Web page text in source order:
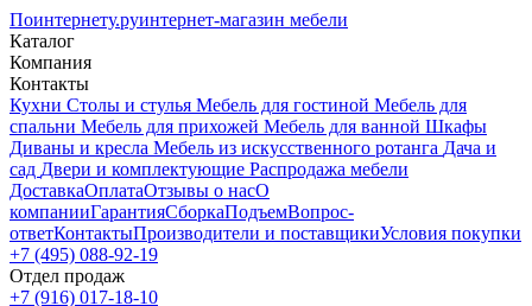
Поинтернету.руинтернет-магазин мебели
Каталог
Компания
Контакты
Кухни Столы и стулья Мебель для гостиной Мебель для
спальни Мебель для прихожей Мебель для ванной Шкафы
Диваны и кресла Мебель из искусственного ротанга Дача и
сад Двери и комплектующие Распродажа мебели
ДоставкаОплатаОтзывы о насО
компанииГарантияСборкаПодъемВопрос-
ответКонтактыПроизводители и поставщикиУсловия покупки
+7 (495) 088-92-19
Отдел продаж
+7 (916) 017-18-10